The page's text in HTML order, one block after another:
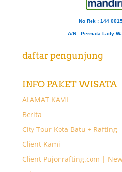
No Rek : 144
A/N : Permata Laily
daftar pengunjung
INFO PAKET WISATA
ALAMAT KAMI
Berita
City Tour Kota Batu + Rafting
Client Kami
Client Pujonrafting.com |